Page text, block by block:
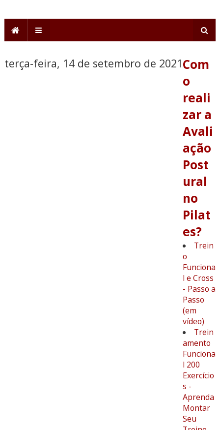
terça-feira, 14 de setembro de 2021Com
o
reali
zar a
Avali
ação
Post
ural
no
Pilat
es?
Trein
o
Funciona
l e Cross
- Passo a
Passo
(em
vídeo)
Trein
amento
Funciona
l 200
Exercício
s -
Aprenda
Montar
Seu